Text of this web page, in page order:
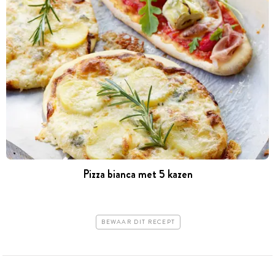
Pizza bianca met 5 kazen
BEWAAR DIT RECEPT